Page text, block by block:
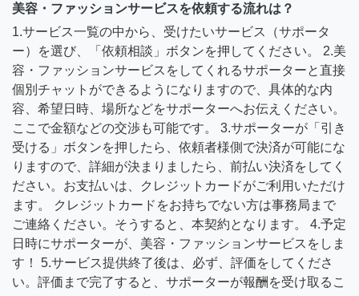
美容・ファッションサービスを依頼する流れは？
1.サービス一覧の中から、受けたいサービス（サポータ
ー）を選び、「依頼相談」ボタンを押してください。 2.美
容・ファッションサービスをしてくれるサポーターと直接
個別チャットができるようになりますので、具体的な内
容、希望日時、場所などをサポーターへお伝えください。
ここで金額などの交渉も可能です。 3.サポーターが「引き
受ける」ボタンを押したら、依頼者様側で決済が可能にな
りますので、詳細が決まりましたら、前払い決済をしてく
ださい。お支払いは、クレジットカードがご利用いただけ
ます。 クレジットカードをお持ちでない方は事務局まで
ご連絡ください。そうすると、本契約となります。 4.予定
日時にサポーターが、美容・ファッションサービスをしま
す！ 5.サービス提供終了後は、必ず、評価をしてくださ
い。評価まで完了すると、サポーターが報酬を受け取るこ